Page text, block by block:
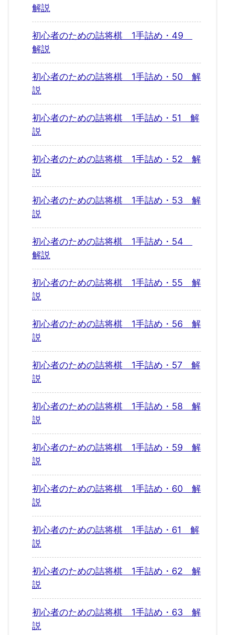
解説
初心者のための詰将棋 1手詰め・49
解説
初心者のための詰将棋 1手詰め・50 解
説
初心者のための詰将棋 1手詰め・51 解
説
初心者のための詰将棋 1手詰め・52 解
説
初心者のための詰将棋 1手詰め・53 解
説
初心者のための詰将棋 1手詰め・54
解説
初心者のための詰将棋 1手詰め・55 解
説
初心者のための詰将棋 1手詰め・56 解
説
初心者のための詰将棋 1手詰め・57 解
説
初心者のための詰将棋 1手詰め・58 解
説
初心者のための詰将棋 1手詰め・59 解
説
初心者のための詰将棋 1手詰め・60 解
説
初心者のための詰将棋 1手詰め・61 解
説
初心者のための詰将棋 1手詰め・62 解
説
初心者のための詰将棋 1手詰め・63 解
説